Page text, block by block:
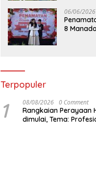
06/06/2026
8
Terpopuler
1 08/08/2026 0 Comment
Rangkaian Perayaan
dimulai, Tema: